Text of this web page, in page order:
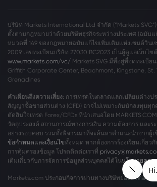
บริษัท Markets International Ltd จำกัด (“Markets
ตั้งตามกฎหมายว่าด้วยบริษัทธุรกิจระหว่างประเทศ (ฉบับแ
หมวดที่ 149 ของกฎหมายฉบับแก้ไขเพิ่มเติมแห่งเซนต์วินเ
2009 เลขทะเบียนบริษัท 27030 BC2023 เป็นผู้ดูแลเว็บไซต์
www.markets.com/vc/ Markets SVG มีที่อยู่ที่จดทะเบีย
Griffith Corporate Center, Beachmont, Kingstone,
Grenadines
คำเตือนถึงความเสี่ยง: การเทรดในตลาดแลกเปลี่ยนต่างปร
สัญญาซื้อขายส่วนต่าง (CFD) อาจไม่เหมาะกับนักลงทุนทุ
ตัดสินใจเทรด Forex/CFDs ที่นำเสนอโดย
วัตถุประสงค์ สถานการณ์ทางการเงิน ความต้องการ และ
อย่างรอบคอบ รวมทั้งพิจารณาที่จะค้นหาคำแนะนำจากผู้
ข้อกำหนดและเงื่อนไขทั้งหมด หากต้องการร้องเรียนเกี่ยว
การคุ้มครองข้อมูล โปรดติดต่อเราที่
เติมเกี่ยวกับการจัดการข้อมูลส่วนบุคคลได้ในนโยบายควา
Markets.com ประกอบกิจการผ่านทางบริษัทย่อยดังต่อไปนี้: